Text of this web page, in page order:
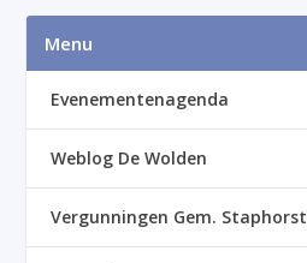
Menu
Evenementenagenda
Weblog De Wolden
Vergunningen Gem. Staphorst